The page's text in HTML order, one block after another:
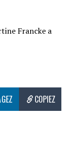
Francke a
COPIEZ